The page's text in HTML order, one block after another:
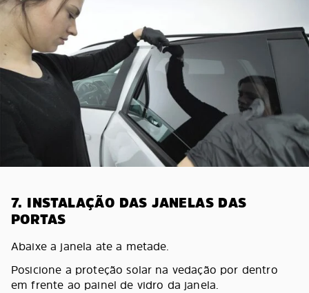
7. INSTALAÇÃO DAS JANELAS DAS
PORTAS
Abaixe a janela ate a metade.
Posicione a proteção solar na vedação por dentro
em frente ao painel de vidro da janela.